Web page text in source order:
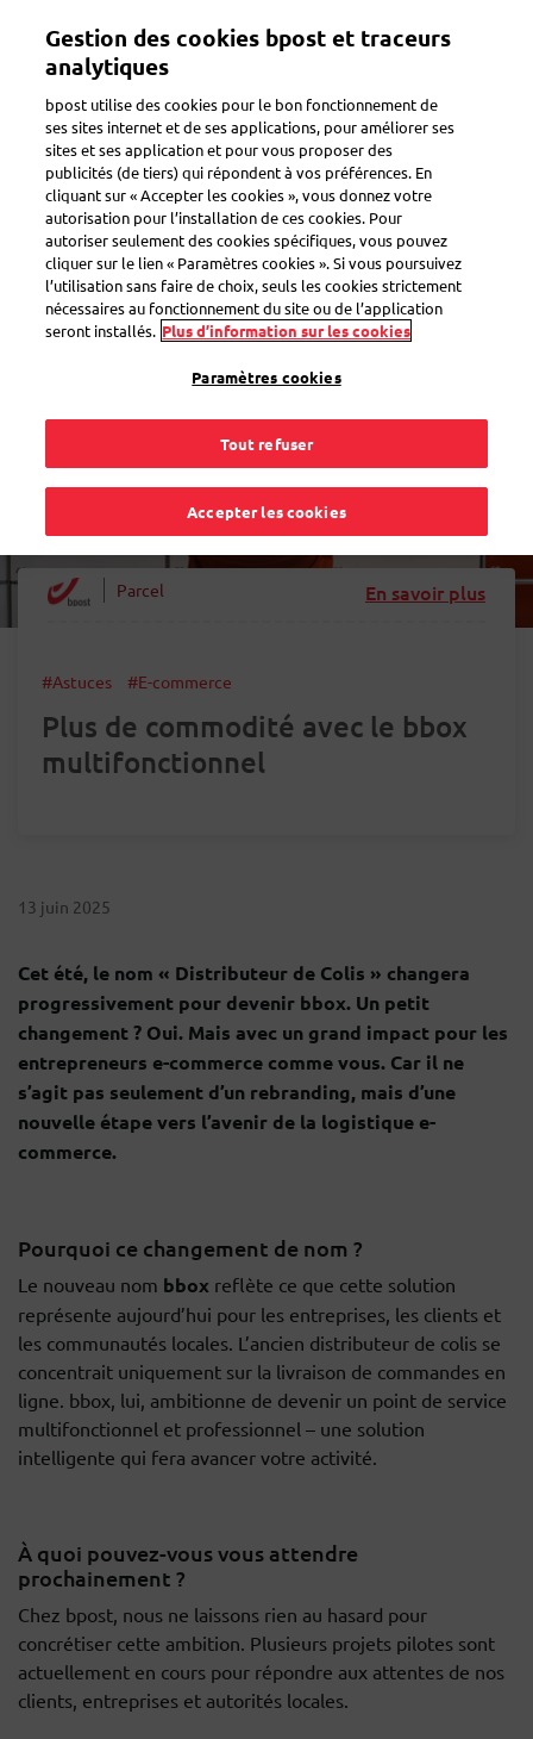
contenu
Toggle navigation
Retour
Parcel En savoir plus
#Astuces #E-commerce
Plus de commodité avec le bbox
multifonctionnel
13 juin 2025
Cet été, le nom « Distributeur de Colis » changera
progressivement pour devenir bbox. Un petit
changement ? Oui. Mais avec un grand impact pour les
entrepreneurs e-commerce comme vous. Car il ne
s’agit pas seulement d’un rebranding, mais d’une
nouvelle étape vers l’avenir de la logistique e-
commerce.
Pourquoi ce changement de nom ?
Le nouveau nom bbox reflète ce que cette solution
représente aujourd’hui pour les entreprises, les clients et
les communautés locales. L’ancien distributeur de colis se
concentrait uniquement sur la livraison de commandes en
ligne. bbox, lui, ambitionne de devenir un point de service
multifonctionnel et professionnel – une solution
intelligente qui fera avancer votre activité.
À quoi pouvez-vous vous attendre
prochainement ?
Chez bpost, nous ne laissons rien au hasard pour
concrétiser cette ambition. Plusieurs projets pilotes sont
actuellement en cours pour répondre aux attentes de nos
clients, entreprises et autorités locales.
Gestion des cookies bpost et traceurs
analytiques
bpost utilise des cookies pour le bon fonctionnement de
ses sites internet et de ses applications, pour améliorer ses
sites et ses application et pour vous proposer des
publicités (de tiers) qui répondent à vos préférences. En
cliquant sur « Accepter les cookies », vous donnez votre
autorisation pour l’installation de ces cookies. Pour
autoriser seulement des cookies spécifiques, vous pouvez
cliquer sur le lien « Paramètres cookies ». Si vous poursuivez
l’utilisation sans faire de choix, seuls les cookies strictement
nécessaires au fonctionnement du site ou de l’application
seront installés. Plus d’information sur les cookies
Paramètres cookies
Tout refuser
Accepter les cookies